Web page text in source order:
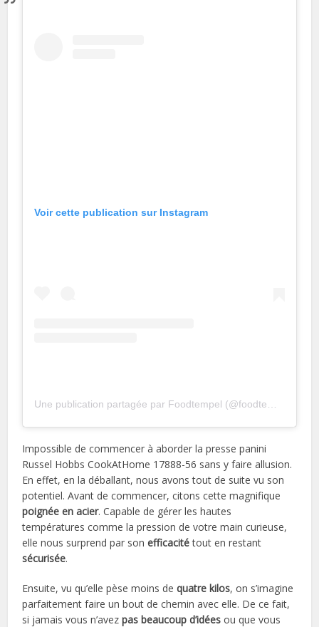
Voir cette publication sur Instagram
Impossible de commencer à aborder la presse panini
Russel Hobbs CookAtHome 17888-56 sans y faire allusion.
En effet, en la déballant, nous avons tout de suite vu son
potentiel. Avant de commencer, citons cette magnifique
poignée en acier. Capable de gérer les hautes
températures comme la pression de votre main curieuse,
elle nous surprend par sonefficacitétout en restant
sécurisée.
Ensuite, vu qu’elle pèse moins de quatre kilos, on s’imagine
parfaitement faire un bout de chemin avec elle. De ce fait,
si jamais vous n’avezpas beaucoup d’idées ou que vous